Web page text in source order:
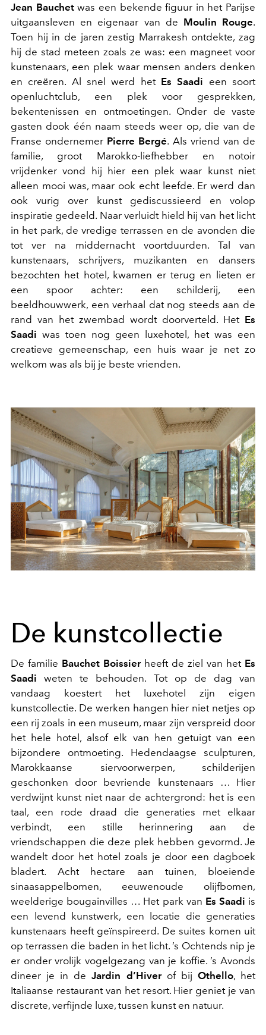
Jean Bauchetwas een bekende figuur in het Parijse
uitgaansleven en eigenaar van de Moulin Rouge.
Toen hij in de jaren zestig Marrakesh ontdekte, zag
hij de stad meteen zoals ze was: een magneet voor
kunstenaars, een plek waar mensen anders denken
en creëren. Al snel werd het Es Saadi een soort
openluchtclub, een plek voor gesprekken,
bekentenissen en ontmoetingen. Onder de vaste
gasten dook één naam steeds weer op, die van de
Franse ondernemer Pierre Bergé. Als vriend van de
familie, groot Marokko-liefhebber en notoir
vrijdenker vond hij hier een plek waar kunst niet
alleen mooi was, maar ook echt leefde. Er werd dan
ook vurig over kunst gediscussieerd en volop
inspiratie gedeeld. Naar verluidt hield hij van het licht
in het park, de vredige terrassen en de avonden die
tot ver na middernacht voortduurden. Tal van
kunstenaars, schrijvers, muzikanten en dansers
bezochten het hotel, kwamen er terug en lieten er
een spoor achter: een schilderij, een
beeldhouwwerk, een verhaal dat nog steeds aan de
rand van het zwembad wordt doorverteld. Het Es
Saadi was toen nog geen luxehotel, het was een
creatieve gemeenschap, een huis waar je net zo
welkom was als bij je beste vrienden.
De kunstcollectie
De familie Bauchet Boissierheeft de ziel van hetEs
Saadi weten te behouden. Tot op de dag van
vandaag koestert het luxehotel zijn eigen
kunstcollectie. De werken hangen hier niet netjes op
een rij zoals in een museum, maar zijn verspreid door
het hele hotel, alsof elk van hen getuigt van een
bijzondere ontmoeting. Hedendaagse sculpturen,
Marokkaanse siervoorwerpen, schilderijen
geschonken door bevriende kunstenaars … Hier
verdwijnt kunst niet naar de achtergrond: het is een
taal, een rode draad die generaties met elkaar
verbindt, een stille herinnering aan de
vriendschappen die deze plek hebben gevormd. Je
wandelt door het hotel zoals je door een dagboek
bladert. Acht hectare aan tuinen, bloeiende
sinaasappelbomen, eeuwenoude olijfbomen,
weelderige bougainvilles … Het park van Es Saadi is
een levend kunstwerk, een locatie die generaties
kunstenaars heeft geïnspireerd. De suites komen uit
op terrassen die baden in het licht. ’s Ochtends nip je
er onder vrolijk vogelgezang van je koffie. ’s Avonds
dineer je in deJardin d’Hiverof bij Othello, het
Italiaanse restaurant van het resort. Hier geniet je van
discrete, verfijnde luxe, tussen kunst en natuur.